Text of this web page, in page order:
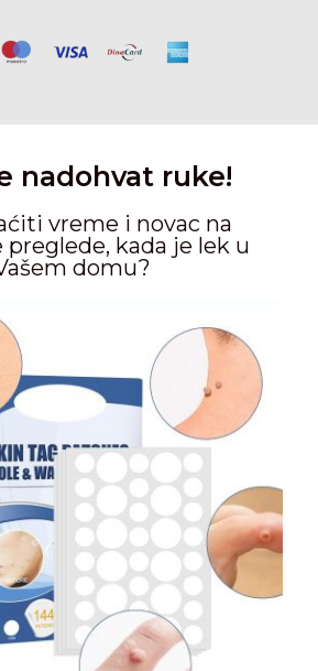
nadohvat ruke!
vreme i novac na
kada je lek u
domu?